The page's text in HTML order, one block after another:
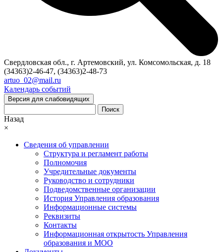
Свердловская обл., г. Артемовский, ул. Комсомольская, д. 18
(34363)2-46-47, (34363)2-48-73
artuo_02@mail.ru
Календарь событий
Версия для слабовидящих
Поиск
Назад
×
Сведения об управлении
Структура и регламент работы
Полномочия
Учредительные документы
Руководство и сотрудники
Подведомственные организации
История Управления образования
Информационные системы
Реквизиты
Контакты
Информационная открытость Управления
образования и МОО